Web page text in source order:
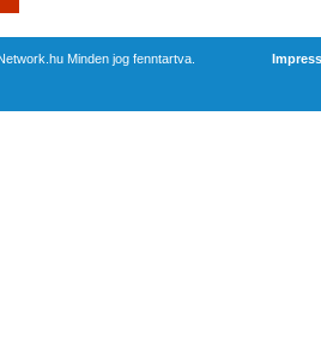
Minden jog fenntartva.